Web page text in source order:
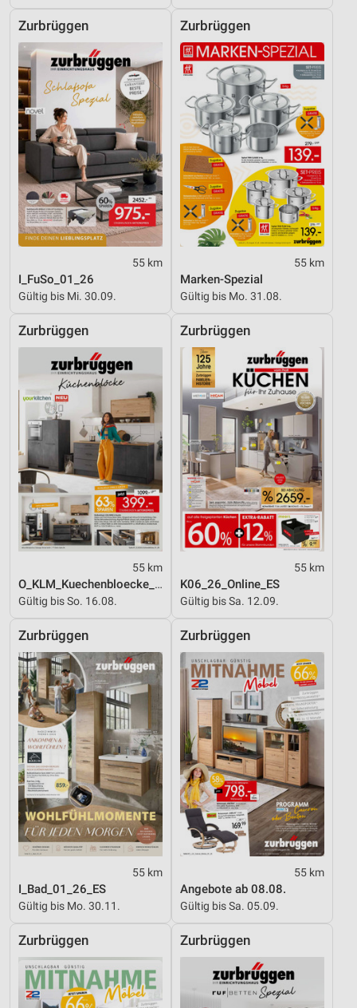
Zurbrüggen
55 km
I_FuSo_01_26
Gültig bis Mi. 30.09.
Zurbrüggen
55 km
Marken-Spezial
Gültig bis Mo. 31.08.
Zurbrüggen
55 km
O_KLM_Kuechenbloecke_01_26_ES
Gültig bis So. 16.08.
Zurbrüggen
55 km
K06_26_Online_ES
Gültig bis Sa. 12.09.
Zurbrüggen
55 km
I_Bad_01_26_ES
Gültig bis Mo. 30.11.
Zurbrüggen
55 km
Angebote ab 08.08.
Gültig bis Sa. 05.09.
Zurbrüggen Zurbrüggen